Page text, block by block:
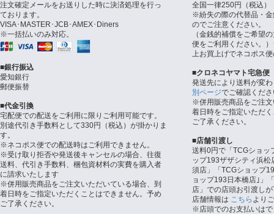
注文確定メールをお送りした時に決済処理を行っ
ております。
VISA･MASTER･JCB･AMEX･Diners
※一括払いのみ対応。
■銀行振込
愛知銀行
郵便振替
■代金引換
宅配便での配送をご利用に限りご利用可能です。
別途代引き手数料として330円（税込）が掛かりま
す。
※ネコポス便での配送時はご利用できません。
※受け取り拒否や発送後キャンセルの場合、往復
送料、代引き手数料、梱包資材料の実費を購入者
に請求いたします
※併用販売商品をご注文いただいている場合、到
着日時をご指定いただくことはできません。予め
ご了承ください。
全国一律250円（税込）
※紛失の際の代替品・
のでご注意ください。
（金銭的補償をご希望
便をご利用ください。
上お買上げでネコポス
■クロネコヤマト宅急便
発送先により送料が変
別ページでご確認くだ
※併用販売商品をご注
着日時をご指定いただ
ご了承ください。
■店舗引渡し
送料0円で「TCGショッ
ップ193ザザシティ浜
須店」「TCGショップ
ョップ193日本橋店｣」
店」での店頭お引渡し
店舗情報は こちら より
※店頭でのお支払いは